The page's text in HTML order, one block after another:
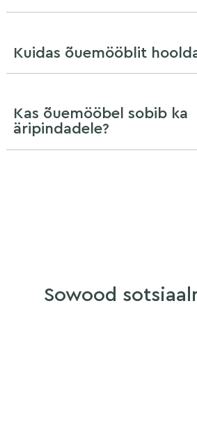
Kuidas õuemööblit
Kas õuemööbel sobib ka
äripindadele?
Sowood